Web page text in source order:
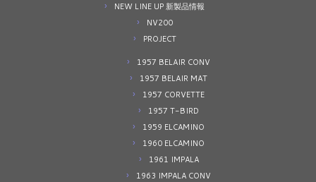
NEW LINE UP 新製品情報
NV200
PROJECT
1957 BELAIR CONV
1957 BELAIR MAT
1957 CORVETTE
1957 T-BIRD
1959 ELCAMINO
1960 ELCAMINO
1961 IMPALA
1963 IMPALA CONV